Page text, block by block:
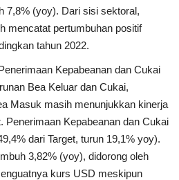
7,8% (yoy). Dari sisi sektoral,
mencatat pertumbuhan positif
tahun 2022.
Kepabeanan dan Cukai
Bea Keluar dan Cukai,
Masuk masih menunjukkan kinerja
Penerimaan Kepabeanan dan Cukai
dari Target, turun 19,1% yoy).
3,82% (yoy), didorong oleh
kurs USD meskipun